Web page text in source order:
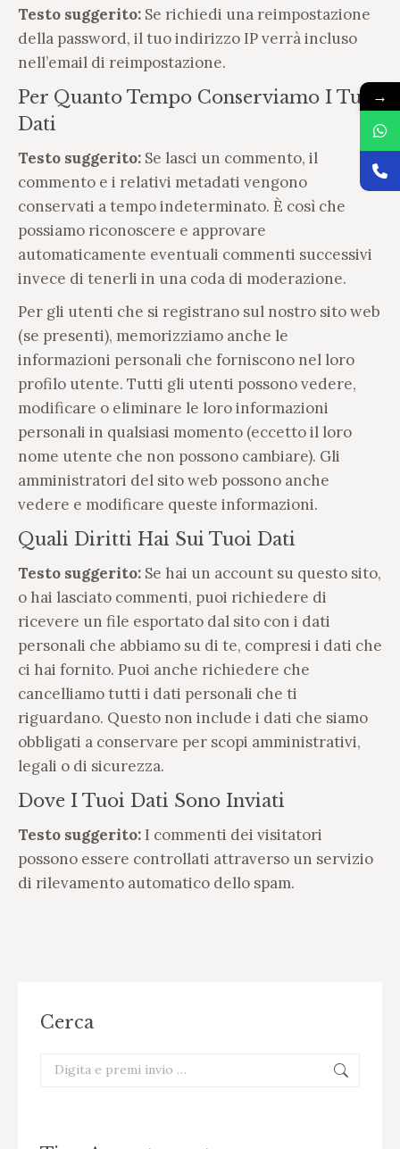
Testo suggerito: Se richiedi una reimpostazione
della password, il tuo indirizzo IP verrà incluso
nell’email di reimpostazione.
Per Quanto Tempo Conserviamo I Tuoi
Dati
Testo suggerito: Se lasci un commento, il
commento e i relativi metadati vengono
conservati a tempo indeterminato. È così che
possiamo riconoscere e approvare
automaticamente eventuali commenti successivi
invece di tenerli in una coda di moderazione.
Per gli utenti che si registrano sul nostro sito web
(se presenti), memorizziamo anche le
informazioni personali che forniscono nel loro
profilo utente. Tutti gli utenti possono vedere,
modificare o eliminare le loro informazioni
personali in qualsiasi momento (eccetto il loro
nome utente che non possono cambiare). Gli
amministratori del sito web possono anche
vedere e modificare queste informazioni.
Quali Diritti Hai Sui Tuoi Dati
Testo suggerito: Se hai un account su questo sito,
o hai lasciato commenti, puoi richiedere di
ricevere un file esportato dal sito con i dati
personali che abbiamo su di te, compresi i dati che
ci hai fornito. Puoi anche richiedere che
cancelliamo tutti i dati personali che ti
riguardano. Questo non include i dati che siamo
obbligati a conservare per scopi amministrativi,
legali o di sicurezza.
Dove I Tuoi Dati Sono Inviati
Testo suggerito: I commenti dei visitatori
possono essere controllati attraverso un servizio
di rilevamento automatico dello spam.
Cerca
Cerca:
→